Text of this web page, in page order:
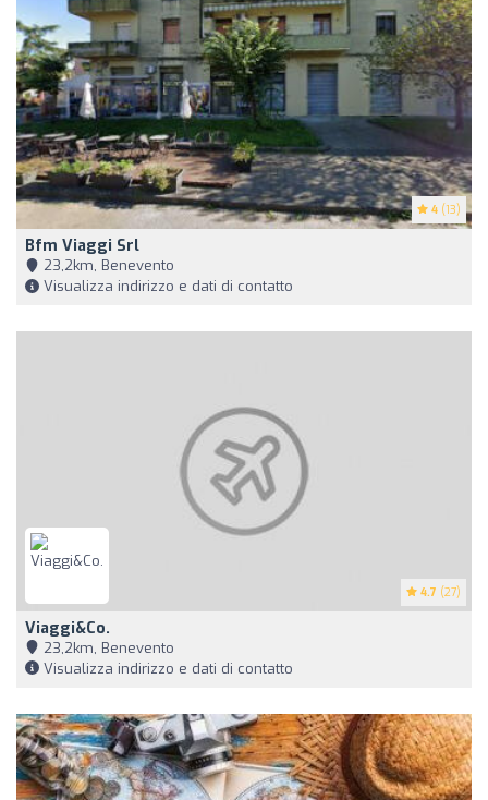
4 (13)
Bfm Viaggi Srl
23,2km, Benevento
Visualizza indirizzo e dati di contatto
4.7 (27)
Viaggi&Co.
23,2km, Benevento
Visualizza indirizzo e dati di contatto